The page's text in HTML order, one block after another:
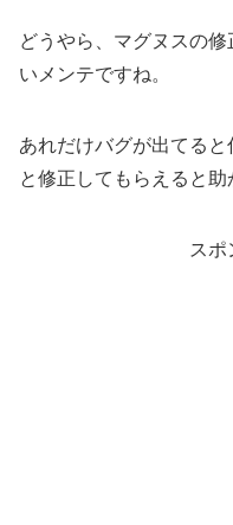
どうやら、マグヌスの
いメンテですね。
あれだけバグが出てる
と修正してもらえると助
スポ